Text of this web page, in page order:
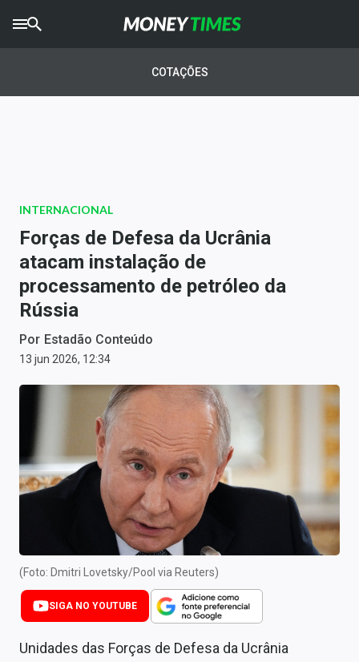
AGROTIMES
Newsletters
Money Trader
Anuncie
Últimas Notícias
Newsletters
Comprar ou vender?
Carteiras Recomendadas
Central de Dividendos
Central de Fundos Imobiliários
Central dos IPOs
Renda Fixa
Finanças Pessoais
COTAÇÕES
INTERNACIONAL
Forças de Defesa da Ucrânia
atacam instalação de
processamento de petróleo da
Rússia
Por Estadão Conteúdo
13 jun 2026, 12:34
(Foto: Dmitri Lovetsky/Pool via Reuters)
SIGA NO YOUTUBE
Unidades das Forças de Defesa da Ucrânia